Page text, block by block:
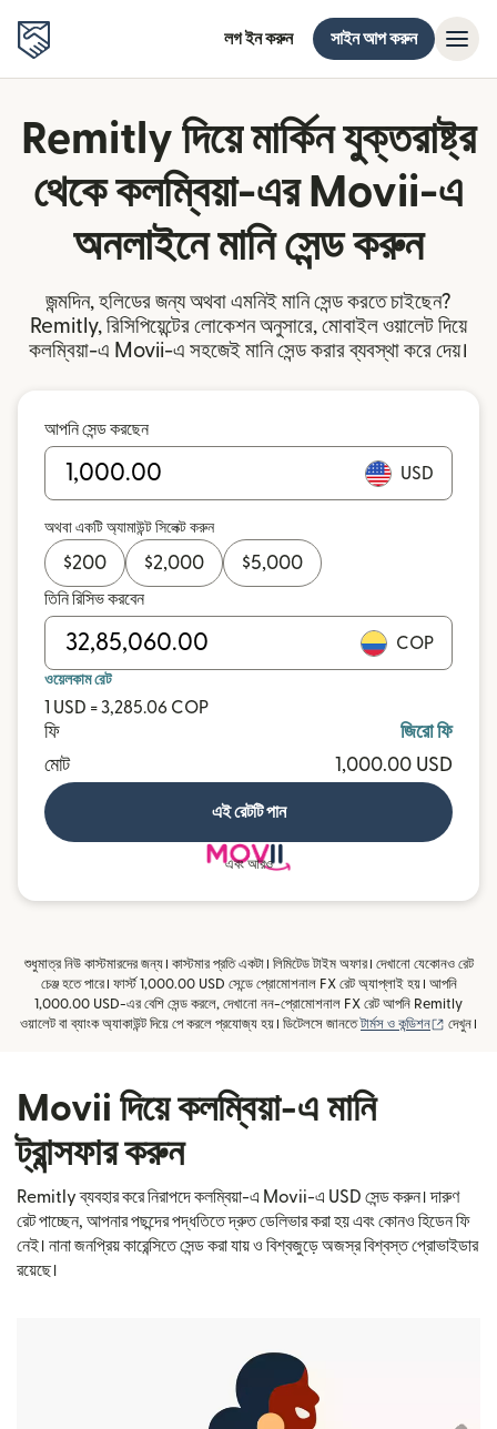
লগ ইন করুন সাইন আপ করুন
Remitly দিয়ে মার্কিন যুক্তরাষ্ট্র
থেকে কলম্বিয়া-এর Movii-এ
অনলাইনে মানি সেন্ড করুন
জন্মদিন, হলিডের জন্য অথবা এমনিই মানি সেন্ড করতে চাইছেন?
Remitly, রিসিপিয়েন্টের লোকেশন অনুসারে, মোবাইল ওয়ালেট দিয়ে
কলম্বিয়া-এ Movii-এ সহজেই মানি সেন্ড করার ব্যবস্থা করে দেয়।
আপনি সেন্ড করছেন
USD
অথবা একটি অ্যামাউন্ট সিলেক্ট করুন
$200 $2,000 $5,000
তিনি রিসিভ করবেন
COP
ওয়েলকাম রেট
1 USD = 3,285.06 COP
ফি
জিরো ফি
মোট
1,000.00 USD
এই রেটটি পান
এবং আরও
শুধুমাত্র নিউ কাস্টমারদের জন্য। কাস্টমার প্রতি একটা। লিমিটেড টাইম অফার। দেখানো যেকোনও রেট
চেঞ্জ হতে পারে। ফার্স্ট 1,000.00 USD সেন্ডে প্রোমোশনাল FX রেট অ্যাপ্লাই হয়। আপনি
1,000.00 USD-এর বেশি সেন্ড করলে, দেখানো নন-প্রোমোশনাল FX রেট আপনি Remitly
ওয়ালেট বা ব্যাংক অ্যাকাউন্ট দিয়ে পে করলে প্রযোজ্য হয়। ডিটেলসে জানতেটার্মস ও কন্ডিশন (নতুন
দেখুন।
Movii দিয়ে কলম্বিয়া-এ মানি
ট্রান্সফার করুন
Remitly ব্যবহার করে নিরাপদে কলম্বিয়া-এ Movii-এ USD সেন্ড করুন। দারুণ
রেট পাচ্ছেন, আপনার পছন্দের পদ্ধতিতে দ্রুত ডেলিভার করা হয় এবং কোনও হিডেন ফি
নেই। নানা জনপ্রিয় কারেন্সিতে সেন্ড করা যায় ও বিশ্বজুড়ে অজস্র বিশ্বস্ত প্রোভাইডার
রয়েছে।